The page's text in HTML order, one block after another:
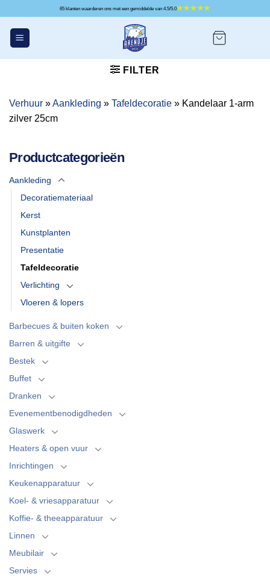
inhoud
65 klanten waarderen ons met een gemiddelde van 4.5/5.0
FILTER
Verhuur »Aankleding » Tafeldecoratie » Kandelaar 1-arm
zilver 25cm
Productcategorieën
Aankleding
Decoratiemateriaal
Kerst
Kunstplanten
Presentatie
Tafeldecoratie
Verlichting
Vloeren & lopers
Barbecues & buiten koken
Barren & uitgifte
Bestek
Buffet
Dranken
Evenementbenodigdheden
Glaswerk
Heaters & open vuur
Inrichtingen
Keukenapparatuur
Koel- & vriesapparatuur
Koffie- & theeapparatuur
Linnen
Meubilair
Servies